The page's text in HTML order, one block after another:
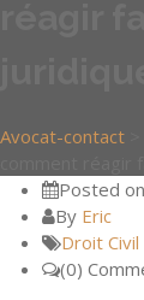
Avocat-contact
Posted
By Eric
Droit Civil
(0)